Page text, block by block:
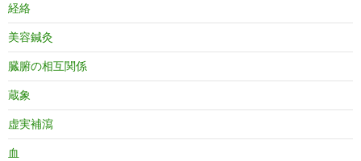
経絡
美容鍼灸
臓腑の相互関係
蔵象
虚実補瀉
血